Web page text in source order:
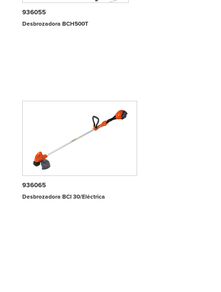
936055
Desbrozadora BCH500T
936065
Desbrozadora BCI 30/Eléctrica